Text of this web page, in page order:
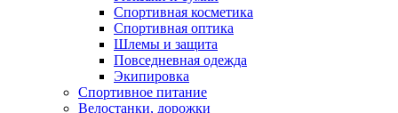
Спортивная косметика
Спортивная оптика
Шлемы и защита
Повседневная одежда
Экипировка
Спортивное питание
Велостанки, дорожки